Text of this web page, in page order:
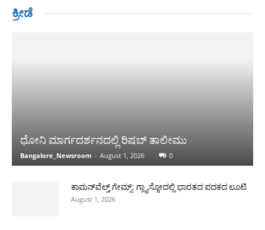
ಕ್ರೀಡೆ
ಧೋನಿ ಮಾರ್ಗದರ್ಶನದಲ್ಲಿ ರಿಷಬ್ ತಾಲೀಮು
Bangalore_Newsroom - August 1, 2026 0
ಕಾಮನ್‌ವೆಲ್ತ್ ಗೇಮ್ಸ್: ಗ್ಲ್ಯಾಸ್ಗೋದಲ್ಲಿ ಭಾರತದ ಪದಕದ ಲೂಟಿ
August 1, 2026